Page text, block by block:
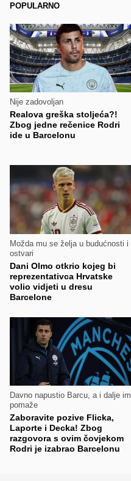
POPULARNO
Nije zadovoljan
Realova greška stoljeća?!
Zbog jedne rečenice Rodri
ide u Barcelonu
Možda mu se želja u budućnosti i
ostvari
Dani Olmo otkrio kojeg bi
reprezentativca Hrvatske
volio vidjeti u dresu
Barcelone
Davno napustio Barcu, a i dalje im
pomaže
Zaboravite pozive Flicka,
Laporte i Decka! Zbog
razgovora s ovim čovjekom
Rodri je izabrao Barcelonu